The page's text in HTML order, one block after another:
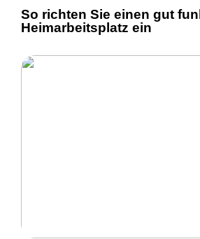
So richten Sie einen gut
Heimarbeitsplatz ein